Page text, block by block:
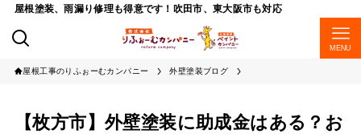
屋根塗装、雨漏り修理も得意です！吹田市、東大阪市も対応
MENU
屋根工事のりふぉーむカンパニー 外壁塗装ブログ
【枚方市】外壁塗装に助成金はある？お